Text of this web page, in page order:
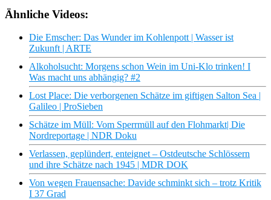
Ähnliche Videos:
Die Emscher: Das Wunder im Kohlenpott | Wasser ist
Zukunft | ARTE
Alkoholsucht: Morgens schon Wein im Uni-Klo trinken! I
Was macht uns abhängig? #2
Lost Place: Die verborgenen Schätze im giftigen Salton Sea |
Galileo | ProSieben
Schätze im Müll: Vom Sperrmüll auf den Flohmarkt| Die
Nordreportage | NDR Doku
Verlassen, geplündert, enteignet – Ostdeutsche Schlössern
und ihre Schätze nach 1945 | MDR DOK
Von wegen Frauensache: Davide schminkt sich – trotz Kritik
I 37 Grad